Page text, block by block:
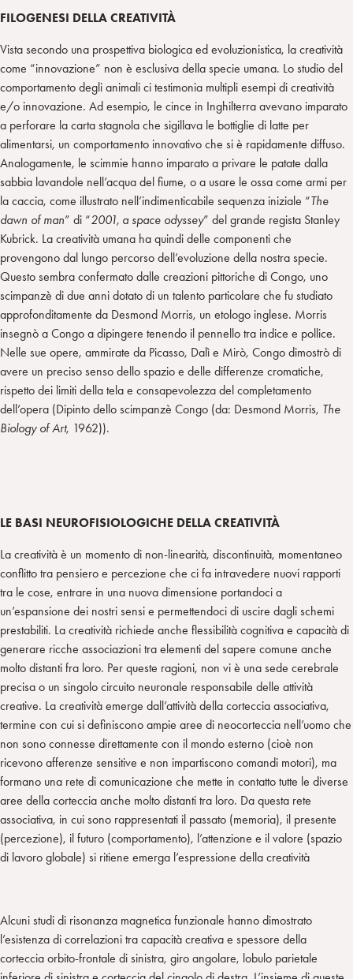
FILOGENESI DELLA CREATIVITÀ
Vista secondo una prospettiva biologica ed evoluzionistica, la creatività
come “innovazione” non è esclusiva della specie umana. Lo studio del
comportamento degli animali ci testimonia multipli esempi di creatività
e/o innovazione. Ad esempio, le cince in Inghilterra avevano imparato
a perforare la carta stagnola che sigillava le bottiglie di latte per
alimentarsi, un comportamento innovativo che si è rapidamente diffuso.
Analogamente, le scimmie hanno imparato a privare le patate dalla
sabbia lavandole nell’acqua del fiume, o a usare le ossa come armi per
la caccia, come illustrato nell’indimenticabile sequenza iniziale “The
dawn of man” di “2001, a space odyssey” del grande regista Stanley
Kubrick. La creatività umana ha quindi delle componenti che
provengono dal lungo percorso dell’evoluzione della nostra specie.
Questo sembra confermato dalle creazioni pittoriche di Congo, uno
scimpanzè di due anni dotato di un talento particolare che fu studiato
approfonditamente da Desmond Morris, un etologo inglese. Morris
insegnò a Congo a dipingere tenendo il pennello tra indice e pollice.
Nelle sue opere, ammirate da Picasso, Dalì e Mirò, Congo dimostrò di
avere un preciso senso dello spazio e delle differenze cromatiche,
rispetto dei limiti della tela e consapevolezza del completamento
dell’opera (Dipinto dello scimpanzè Congo (da: Desmond Morris, The
Biology of Art, 1962)).
LE BASI NEUROFISIOLOGICHE DELLA CREATIVITÀ
La creatività è un momento di non-linearità, discontinuità, momentaneo
conflitto tra pensiero e percezione che ci fa intravedere nuovi rapporti
tra le cose, entrare in una nuova dimensione portandoci a
un’espansione dei nostri sensi e permettendoci di uscire dagli schemi
prestabiliti. La creatività richiede anche flessibilità cognitiva e capacità di
generare ricche associazioni tra elementi del sapere comune anche
molto distanti fra loro. Per queste ragioni, non vi è una sede cerebrale
precisa o un singolo circuito neuronale responsabile delle attività
creative. La creatività emerge dall’attività della corteccia associativa,
termine con cui si definiscono ampie aree di neocorteccia nell’uomo che
non sono connesse direttamente con il mondo esterno (cioè non
ricevono afferenze sensitive e non impartiscono comandi motori), ma
formano una rete di comunicazione che mette in contatto tutte le diverse
aree della corteccia anche molto distanti tra loro. Da questa rete
associativa, in cui sono rappresentati il passato (memoria), il presente
(percezione), il futuro (comportamento), l’attenzione e il valore (spazio
di lavoro globale) si ritiene emerga l’espressione della creatività
Alcuni studi di risonanza magnetica funzionale hanno dimostrato
l’esistenza di correlazioni tra capacità creativa e spessore della
corteccia orbito-frontale di sinistra, giro angolare, lobulo parietale